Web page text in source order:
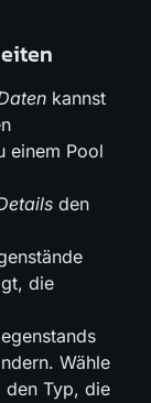
kannst
einem Pool
den
die
Wähle
den Typ, die